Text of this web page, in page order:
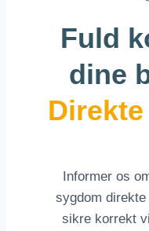
Fuld
dine
Informer os
sygdom
sikre korrekt